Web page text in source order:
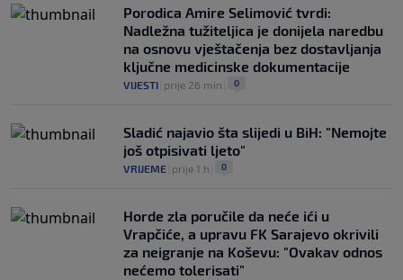
Porodica Amire Selimović tvrdi:
Nadležna tužiteljica je donijela naredbu
na osnovu vještačenja bez dostavljanja
ključne medicinske dokumentacije
VIJESTI prije 26 min 0
Sladić najavio šta slijedi u BiH: "Nemojte
još otpisivati ljeto"
VRIJEME prije 1 h 0
Horde zla poručile da neće ići u
Vrapčiće, a upravu FK Sarajevo okrivili
za neigranje na Koševu: "Ovakav odnos
nećemo tolerisati"